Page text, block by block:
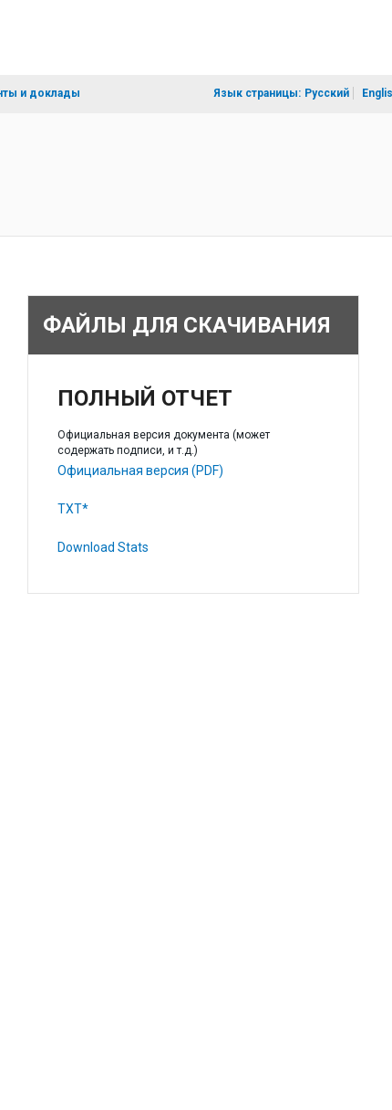
и доклады Язык страницы: Русский
ФАЙЛЫ ДЛЯ СКАЧИВАНИЯ
ПОЛНЫЙ ОТЧЕТ
Официальная версия документа (может
содержать подписи, и т.д.)
Официальная версия (PDF)
TXT*
Download Stats